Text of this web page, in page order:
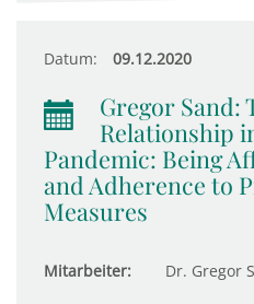
Datum: 09.12.2020
Gregor Sand:
Relationship
Pandemic: Being
and Adherence to
Measures
Mitarbeiter: Dr. Gregor